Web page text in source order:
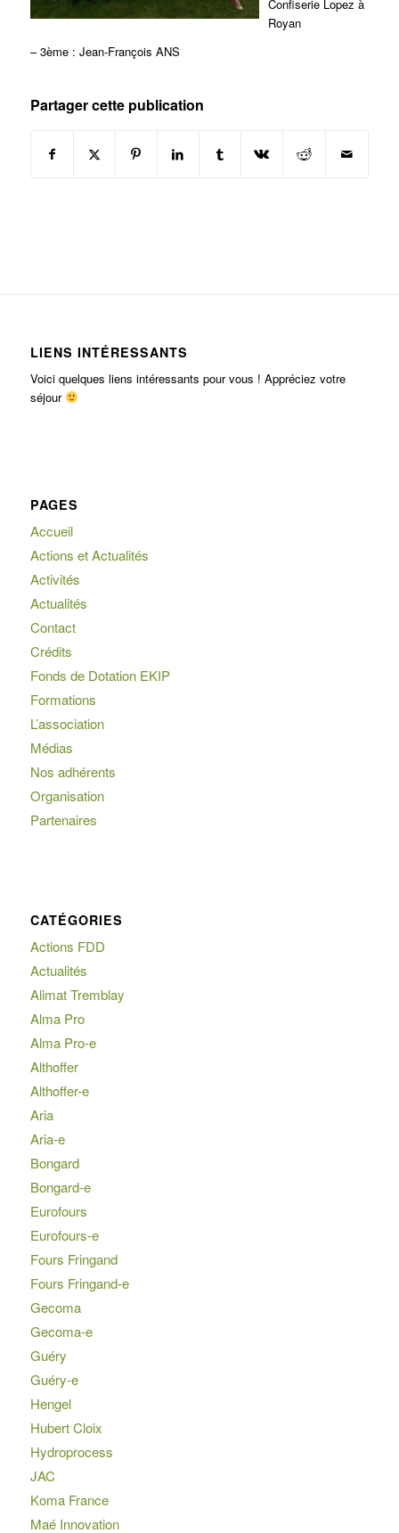
Confiserie Lopez à
Royan
– 3ème : Jean-François ANS
Partager cette publication
LIENS INTÉRESSANTS
Voici quelques liens intéressants pour vous ! Appréciez votre
séjour
PAGES
Accueil
Actions et Actualités
Activités
Actualités
Contact
Crédits
Fonds de Dotation EKIP
Formations
L’association
Médias
Nos adhérents
Organisation
Partenaires
CATÉGORIES
Actions FDD
Actualités
Alimat Tremblay
Alma Pro
Alma Pro-e
Althoffer
Althoffer-e
Aria
Aria-e
Bongard
Bongard-e
Eurofours
Eurofours-e
Fours Fringand
Fours Fringand-e
Gecoma
Gecoma-e
Guéry
Guéry-e
Hengel
Hubert Cloix
Hydroprocess
JAC
Koma France
Maé Innovation